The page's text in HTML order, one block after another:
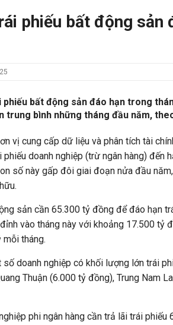
phiếu bất động sản
phiếu bất động sản đáo hạn trong
trung bình những tháng đầu năm,
vị cung cấp dữ liệu và phân tích tài
doanh nghiệp (trừ ngân hàng) đến
số này gấp đôi giai đoạn nửa đầu
sản cần 65.300 tỷ đồng để đáo hạn
vào tháng này với khoảng 17.500 tỷ
tháng.
số doanh nghiệp có khối lượng lớn trái
Thuận (6.000 tỷ đồng), Trung Nam
phi ngân hàng cần trả lãi trái phiếu